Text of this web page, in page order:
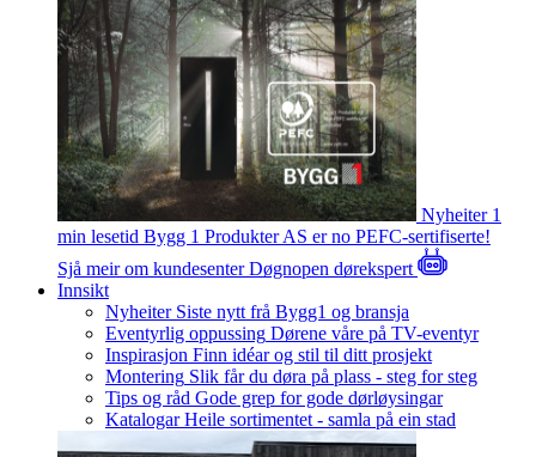
Nyheiter 1
min lesetid Bygg 1 Produkter AS er no PEFC-sertifiserte!
Sjå meir om kundesenterDøgnopen dørekspert
Innsikt
Nyheiter Siste nytt frå Bygg1 og bransja
Eventyrlig oppussing Dørene våre på TV-eventyr
Inspirasjon Finn idéar og stil til ditt prosjekt
Montering Slik får du døra på plass - steg for steg
Tips og råd Gode grep for gode dørløysingar
Katalogar Heile sortimentet - samla på ein stad